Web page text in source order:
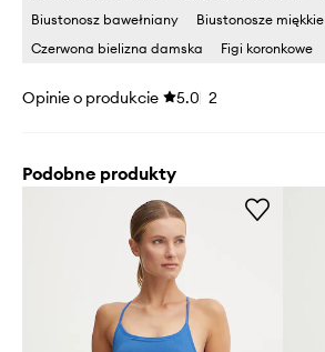
Biustonosz bawełniany
Biustonosze miękkie
Czerwona bielizna damska
Figi koronkowe
Opinie o produkcie 5.0 2
Podobne produkty